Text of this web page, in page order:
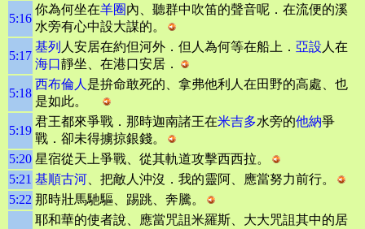
5:16
你為何坐在羊圈內、聽群中吹笛的聲音呢．在流便的溪
水旁有心中設大謀的。
5:17
基列 人安居在約但河外．但人為何等在船上． 亞設 人在
海口靜坐、在港口安居．
5:18
西布倫人 是拚命敢死的、拿弗他利人在田野的高處、也
是如此。
5:19
君王都來爭戰．那時迦南諸王在米吉多水旁的他納爭
戰．卻未得擄掠銀錢。
5:20 星宿從天上爭戰、從其軌道攻擊西西拉。
5:21 基順古河 、把敵人沖沒．我的靈阿、應當努力前行。
5:22 那時壯馬馳驅、踢跳、奔騰。
耶和華的使者說、應當咒詛米羅斯、大大咒詛其中的居